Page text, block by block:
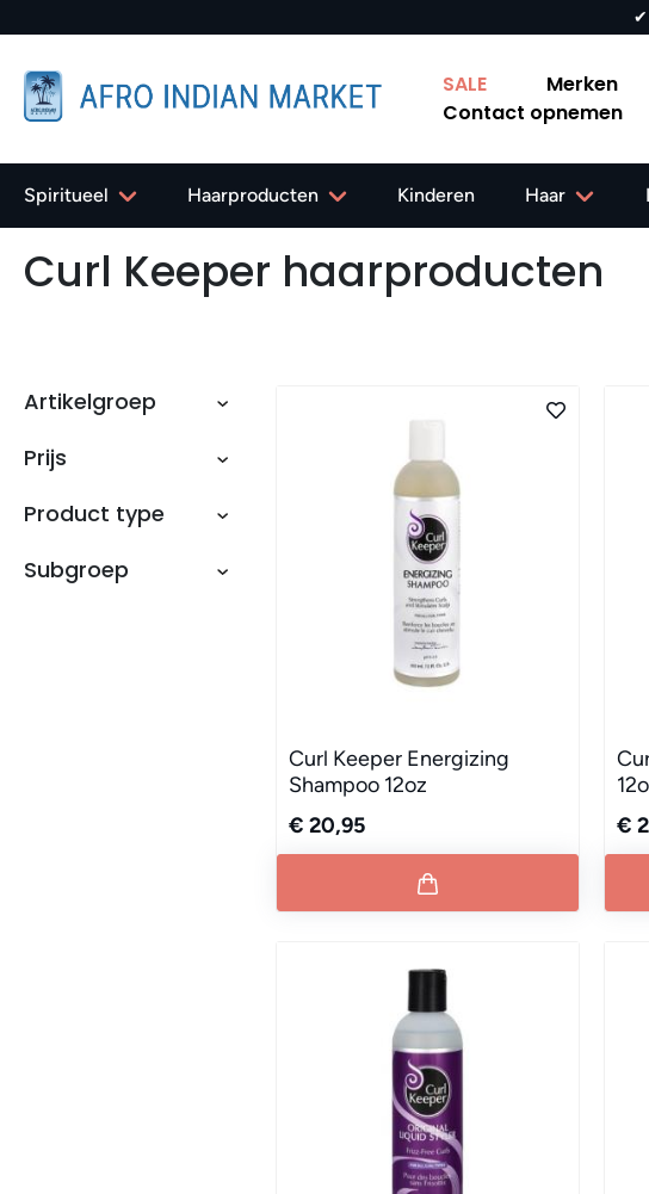
SALE Merken
Contact opnemen
Spiritueel Haarproducten Kinderen Haar
Curl Keeper haarproducten
Artikelgroep
Prijs
Product type
Subgroep
Curl Keeper Energizing
Shampoo 12oz
€ 20,95
€